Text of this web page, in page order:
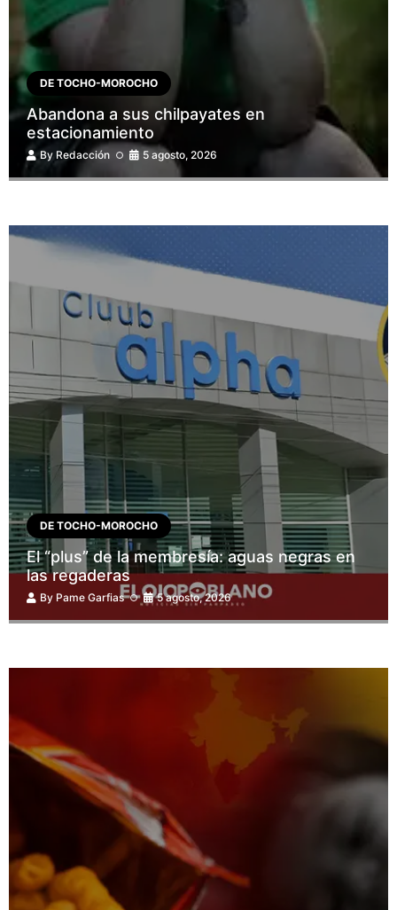
DE TOCHO-MOROCHO
Abandona a sus chilpayates en
estacionamiento
By Redacción 5 agosto, 2026
DE TOCHO-MOROCHO
El “plus” de la membresía: aguas negras en
las regaderas
By Pame Garfias 5 agosto, 2026